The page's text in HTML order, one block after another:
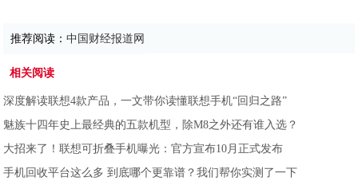
推荐阅读：中国财经报道网
相关阅读
深度解读联想4款产品，一文带你读懂联想手机“回归之路”
魅族十四年史上最经典的五款机型，除M8之外还有谁入选？
大招来了！联想可折叠手机曝光：官方宣布10月正式发布
手机回收平台这么多 到底哪个更靠谱？我们帮你实测了一下